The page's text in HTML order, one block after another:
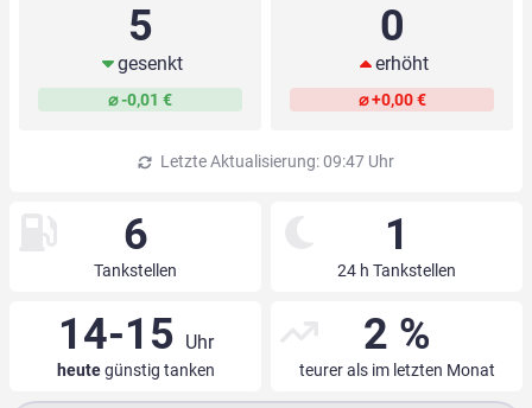
5
gesenkt
⌀ -0,01 €
0
erhöht
⌀ +0,00 €
Letzte Aktualisierung: 09:47 Uhr
6
Tankstellen
1
24 h Tankstellen
14-15 Uhr
heutegünstig tanken
2 %
teurer als im letzten Monat